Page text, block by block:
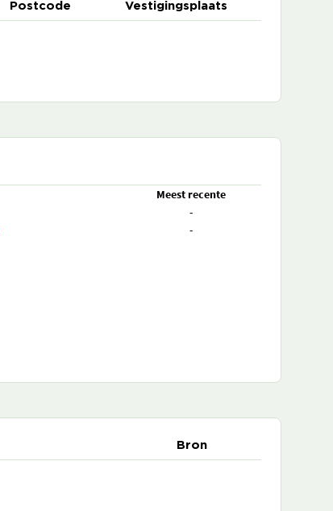
Postcode Vestigingsplaats
Meest recente
-
-
Bron